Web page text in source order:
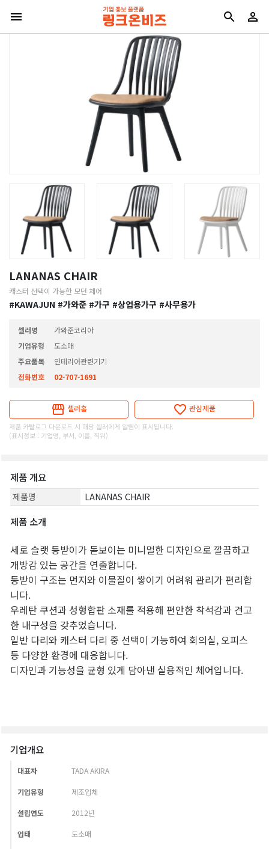
LANANAS CHAIR
캐스터 선택이 가능한 모던 체어
#KAWAJUN #가와준 #가구 #상업용가구 #사무용가
셀러명
가와준코리아
기업유형
도소매
주요품목
인테리어관련기기
전화번호
02-707-1691
셀러홈 관심제품
제품 카탈로그 다운로드 시 해당 셀러에게 알림이 표시됩니다.
(표시정보 : 기업명, 부서, 이름, 직위)
제품 개요
제품명 LANANAS CHAIR
제품 소개
기업개요
대표자 TADA AKIRA
기업유형 제조업체
설립연도 2012년
업태 도소매